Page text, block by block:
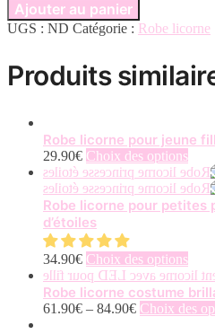
Ajouter au panier
UGS : ND Catégorie : Robe licorne
Produits
Robe licorne pour jeune
29.90€ Choix des optionsCe
a
être
sur
Robe licorne pour petites
d’étoiles
34.90€ Choix des optionsCe
a
Robe licorne costume
61.90€ – 84.90€ Choix des